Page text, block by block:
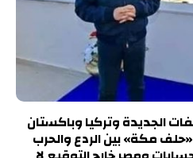
الجديدة وتركيا وباكستان
مكة» بين الردع والحرب